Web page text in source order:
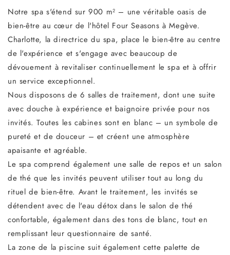
Notre spa s'étend sur 900 m² – une véritable oasis de
bien-être au cœur de l'hôtel Four Seasons à Megève.
Charlotte, la directrice du spa, place le bien-être au centre
de l'expérience et s'engage avec beaucoup de
dévouement à revitaliser continuellement le spa et à offrir
un service exceptionnel.
Nous disposons de 6 salles de traitement, dont une suite
avec douche à expérience et baignoire privée pour nos
invités. Toutes les cabines sont en blanc – un symbole de
pureté et de douceur – et créent une atmosphère
apaisante et agréable.
Le spa comprend également une salle de repos et un salon
de thé que les invités peuvent utiliser tout au long du
rituel de bien-être. Avant le traitement, les invités se
détendent avec de l'eau détox dans le salon de thé
confortable, également dans des tons de blanc, tout en
remplissant leur questionnaire de santé.
La zone de la piscine suit également cette palette de